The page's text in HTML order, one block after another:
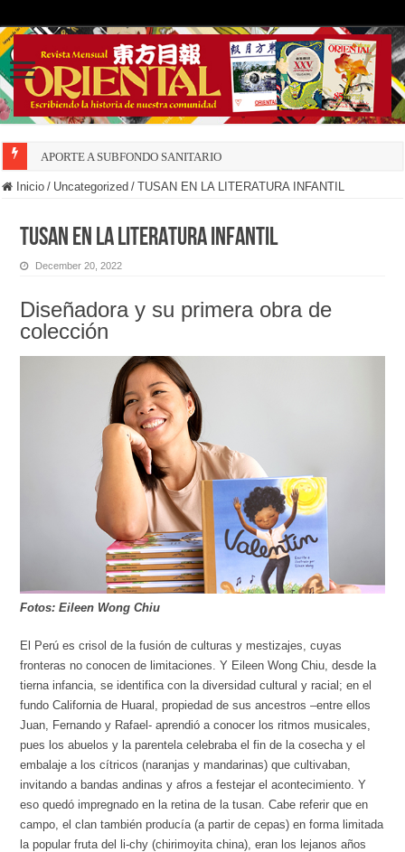
APORTE A SUBFONDO SANITARIO
Inicio / Uncategorized / TUSAN EN LA LITERATURA INFANTIL
TUSAN EN LA LITERATURA INFANTIL
December 20, 2022
Diseñadora y su primera obra de
colección
Fotos: Eileen Wong Chiu
El Perú es crisol de la fusión de culturas y mestizajes, cuyas
fronteras no conocen de limitaciones. Y Eileen Wong Chiu, desde la
tierna infancia, se identifica con la diversidad cultural y racial; en el
fundo California de Huaral, propiedad de sus ancestros –entre ellos
Juan, Fernando y Rafael- aprendió a conocer los ritmos musicales,
pues los abuelos y la parentela celebraba el fin de la cosecha y el
embalaje a los cítricos (naranjas y mandarinas) que cultivaban,
invitando a bandas andinas y afros a festejar el acontecimiento. Y
eso quedó impregnado en la retina de la tusan. Cabe referir que en
campo, el clan también producía (a partir de cepas) en forma limitada
la popular fruta del li-chy (chirimoyita china), eran los lejanos años